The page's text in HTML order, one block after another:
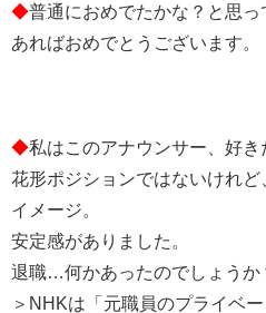
◆普通におめでたかな？と思
あればおめでとうございます。
◆私はこのアナウンサー、好き
花形ポジションではないけれ
イメージ。
安定感がありました。
退職…何かあったのでしょうか
＞NHKは「元職員のプライベ